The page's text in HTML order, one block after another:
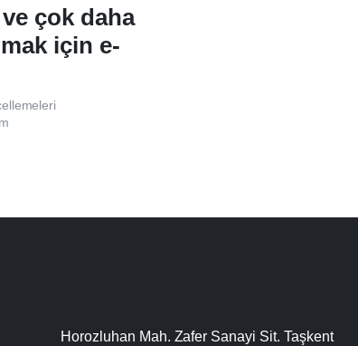
çok daha
için e-
Horozluhan Mah. Zafer Sanayi Sit. Taşkent